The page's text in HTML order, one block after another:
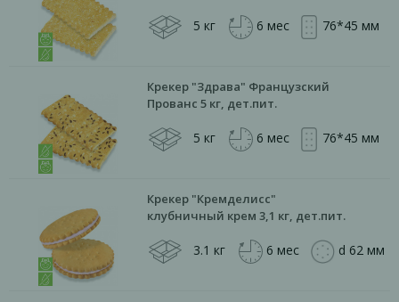
5 кг 6 мес 76*45 мм
Крекер "Здрава" Французский
Прованс 5 кг, дет.пит.
5 кг 6 мес 76*45 мм
Крекер "Кремделисс"
клубничный крем 3,1 кг, дет.пит.
3.1 кг 6 мес d 62 мм